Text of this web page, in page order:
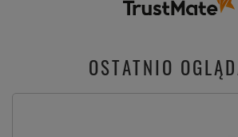
OSTATNIO